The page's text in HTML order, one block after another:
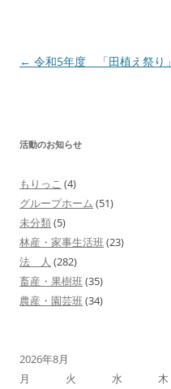
投
ゲ
シ
ョ
ン
← 令和5年度 「田植え祭り」
活動のお知らせ
もりっこ (4)
グループホーム (51)
未分類(5)
林産・家事生活班(23)
法 人 (282)
畜産・果樹班(35)
農産・園芸班(34)
2026年8月
月
火 水 木